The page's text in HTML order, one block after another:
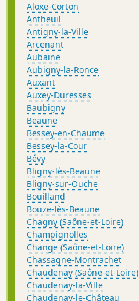
Aloxe-Corton
Antheuil
Antigny-la-Ville
Arcenant
Aubaine
Aubigny-la-Ronce
Auxant
Auxey-Duresses
Baubigny
Beaune
Bessey-en-Chaume
Bessey-la-Cour
Bévy
Bligny-lès-Beaune
Bligny-sur-Ouche
Bouilland
Bouze-lès-Beaune
Chagny (Saône-et-Loire)
Champignolles
Change (Saône-et-Loire)
Chassagne-Montrachet
Chaudenay (Saône-et-Loire)
Chaudenay-la-Ville
Chaudenay-le-Château